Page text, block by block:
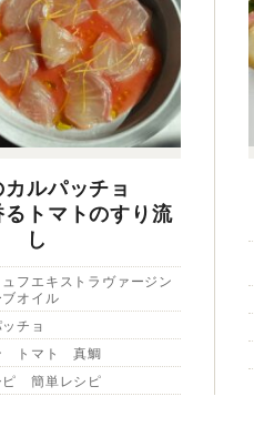
ルパッチョ
るトマトのすり流
し
ュフエキストラヴァージン
ブオイル
チョ
トマト 真鯛
ピ 簡単レシピ